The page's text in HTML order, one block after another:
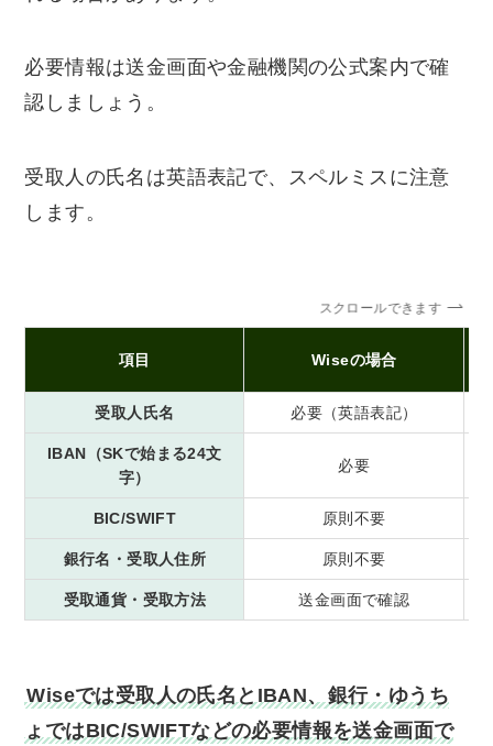
必要情報は送金画面や金融機関の公式案内で確
認しましょう。
受取人の氏名は英語表記で、スペルミスに注意
します。
スクロールできます
項目 Wiseの場合
受取人氏名 必要（英語表記）
IBAN（SKで始まる24文
字）
必要
BIC/SWIFT 原則不要
銀行名・受取人住所 原則不要
受取通貨・受取方法 送金画面で確認
Wiseでは受取人の氏名とIBAN、銀行・ゆうち
ょではBIC/SWIFTなどの必要情報を送金画面で